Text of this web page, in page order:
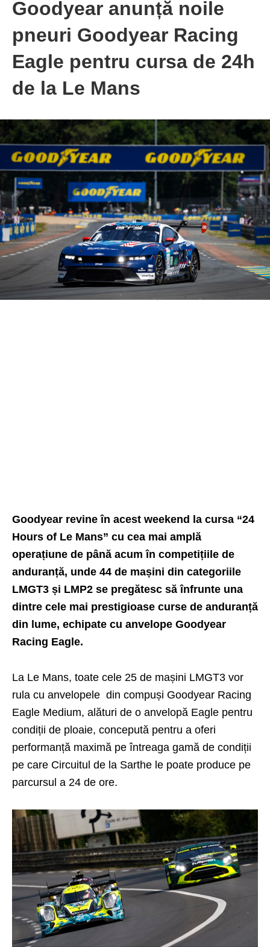
Goodyear anunță noile
pneuri Goodyear Racing
Eagle pentru cursa de 24h
de la Le Mans
Goodyear revine în acest weekend la cursa “24
Hours of Le Mans” cu cea mai amplă
operațiune de până acum în competițiile de
anduranță, unde 44 de mașini din categoriile
LMGT3 și LMP2 se pregătesc să înfrunte una
dintre cele mai prestigioase curse de anduranță
din lume, echipate cu anvelope Goodyear
Racing Eagle.
La Le Mans, toate cele 25 de mașini LMGT3 vor
rula cu anvelopele din compuși Goodyear Racing
Eagle Medium, alături de o anvelopă Eagle pentru
condiții de ploaie, concepută pentru a oferi
performanță maximă pe întreaga gamă de condiții
pe care Circuitul de la Sarthe le poate produce pe
parcursul a 24 de ore.